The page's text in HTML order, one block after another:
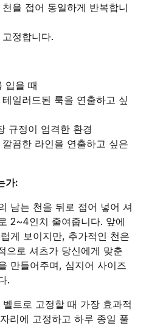
을 접어 동일하게 반복합니
정합니다.
입을 때
일러드된 룩을 연출하고 싶
규정이 엄격한 환경
끔한 라인을 연출하고 싶은
가:
남는 천을 뒤로 접어 넣어 셔
2~4인치 줄여줍니다. 앞에
게 보이지만, 추가적인 천은
으로 셔츠가 당신에게 맞춘
만들어주며, 심지어 사이즈
.
트로 고정할 때 가장 효과적
리에 고정하고 하루 종일 풀